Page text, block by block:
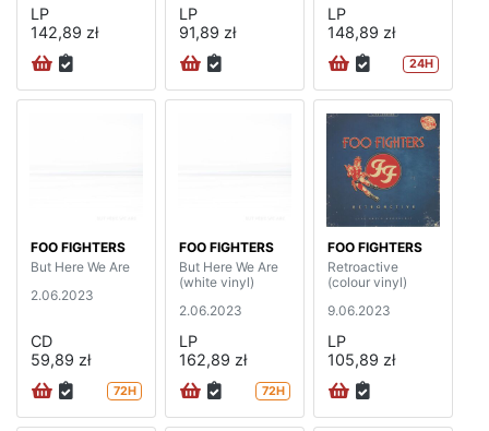
LP
142,89 zł
LP
91,89 zł
LP
148,89 zł
24H
FOO FIGHTERS
But Here We Are
2.06.2023
CD
59,89 zł
72H
FOO FIGHTERS
But Here We Are
(white vinyl)
2.06.2023
LP
162,89 zł
72H
FOO FIGHTERS
Retroactive
(colour vinyl)
9.06.2023
LP
105,89 zł